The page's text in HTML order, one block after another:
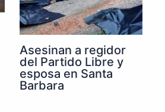
Asesinan a regidor
del Partido Libre y
esposa en Santa
Barbara